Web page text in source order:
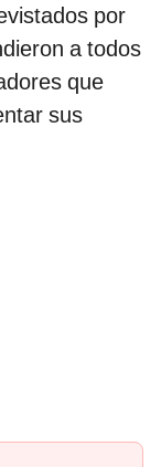
por
a todos
que
sus